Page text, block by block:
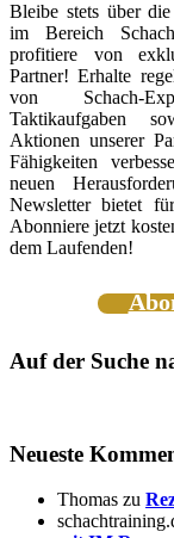
Bleibe stets über
im Bereich
profitiere von
Partner! Erhalte
von Schach-
Taktikaufgaben
Aktionen unserer
Fähigkeiten
neuen
Newsletter bietet
Abonniere jetzt
dem Laufenden!
Auf der Suche
Neueste
Thomas zu